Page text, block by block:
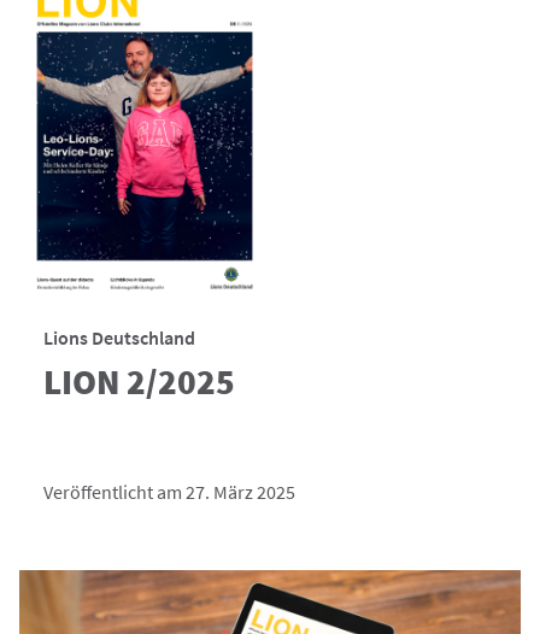
Lions Deutschland
LION 2/2025
Veröffentlicht am 27. März 2025